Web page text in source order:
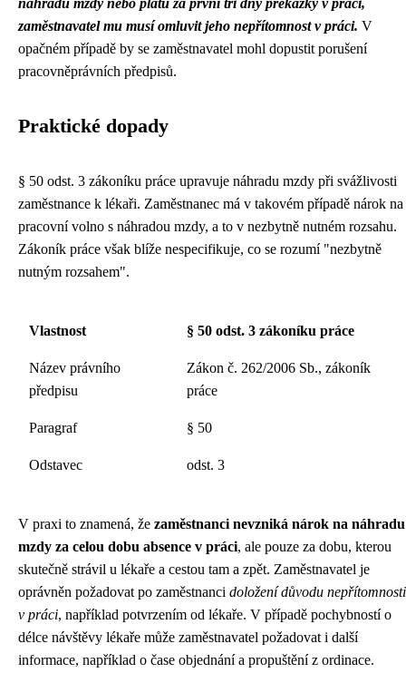
náhradu mzdy nebo platu za první tři dny překážky v práci,
zaměstnavatel mu musí omluvit jeho nepřítomnost v práci. V
opačném případě by se zaměstnavatel mohl dopustit porušení
pracovněprávních předpisů.
Praktické dopady
§ 50 odst. 3 zákoníku práce upravuje náhradu mzdy při svážlivosti
zaměstnance k lékaři. Zaměstnanec má v takovém případě nárok na
pracovní volno s náhradou mzdy, a to v nezbytně nutném rozsahu.
Zákoník práce však blíže nespecifikuje, co se rozumí "nezbytně
nutným rozsahem".
Vlastnost § 50 odst. 3 zákoníku práce
Název právního
předpisu
Zákon č. 262/2006 Sb., zákoník
práce
Paragraf § 50
Odstavec odst. 3
V praxi to znamená, že zaměstnanci nevzniká nárok na náhradu
mzdy za celou dobu absence v práci, ale pouze za dobu, kterou
skutečně strávil u lékaře a cestou tam a zpět. Zaměstnavatel je
oprávněn požadovat po zaměstnanci doložení důvodu nepřítomnosti
v práci, například potvrzením od lékaře. V případě pochybností o
délce návštěvy lékaře může zaměstnavatel požadovat i další
informace, například o čase objednání a propuštění z ordinace.